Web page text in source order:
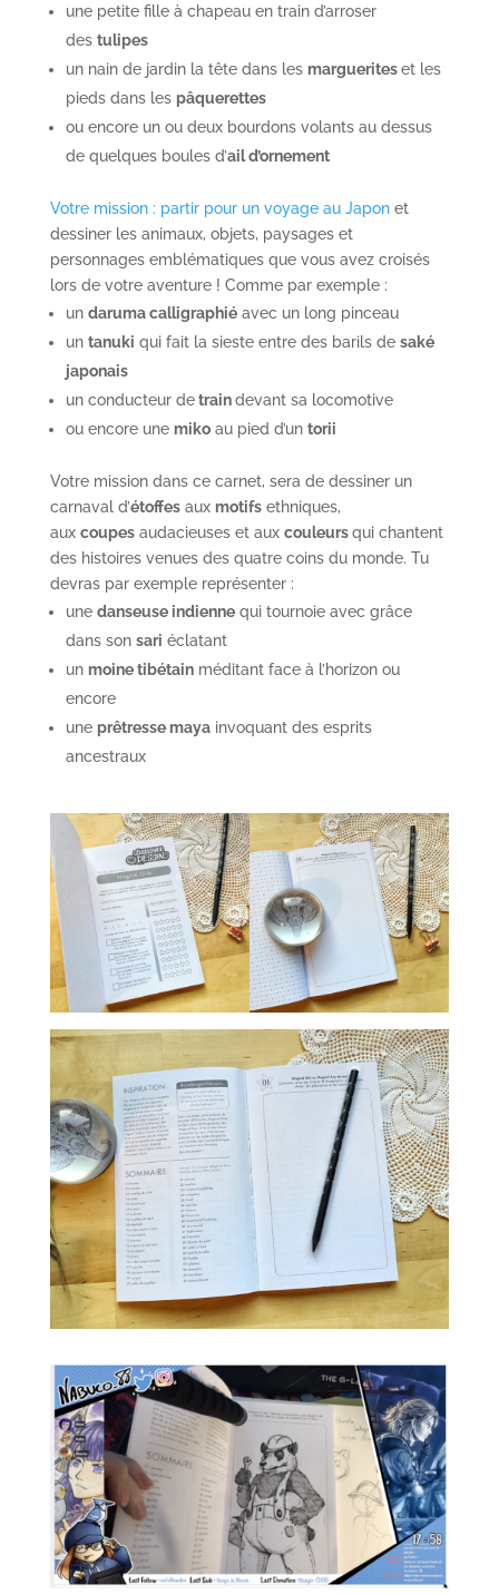
une petite fille à chapeau en train d’arroser
des tulipes
un nain de jardin la tête dans les margueriteset les
pieds dans les pâquerettes
ou encore un ou deux bourdons volants au dessus
de quelques boules d’ail d’ornement
Votre mission : partir pour un voyage au Japonet
dessiner les animaux, objets, paysages et
personnages emblématiques que vous avez croisés
lors de votre aventure ! Comme par exemple :
un daruma calligraphiéavec un long pinceau
un tanuki qui fait la sieste entre des barils de saké
japonais
un conducteur detraindevant sa locomotive
ou encore une mikoau pied d’un torii
Votre mission dans ce carnet, sera de dessiner un
carnaval d’étoffesaux motifsethniques,
aux coupesaudacieuses et aux couleursqui chantent
des histoires venues des quatre coins du monde. Tu
devras par exemple représenter :
une danseuse indiennequi tournoie avec grâce
dans son sari éclatant
un moine tibétainméditant face à l’horizon ou
encore
une prêtresse mayainvoquant des esprits
ancestraux